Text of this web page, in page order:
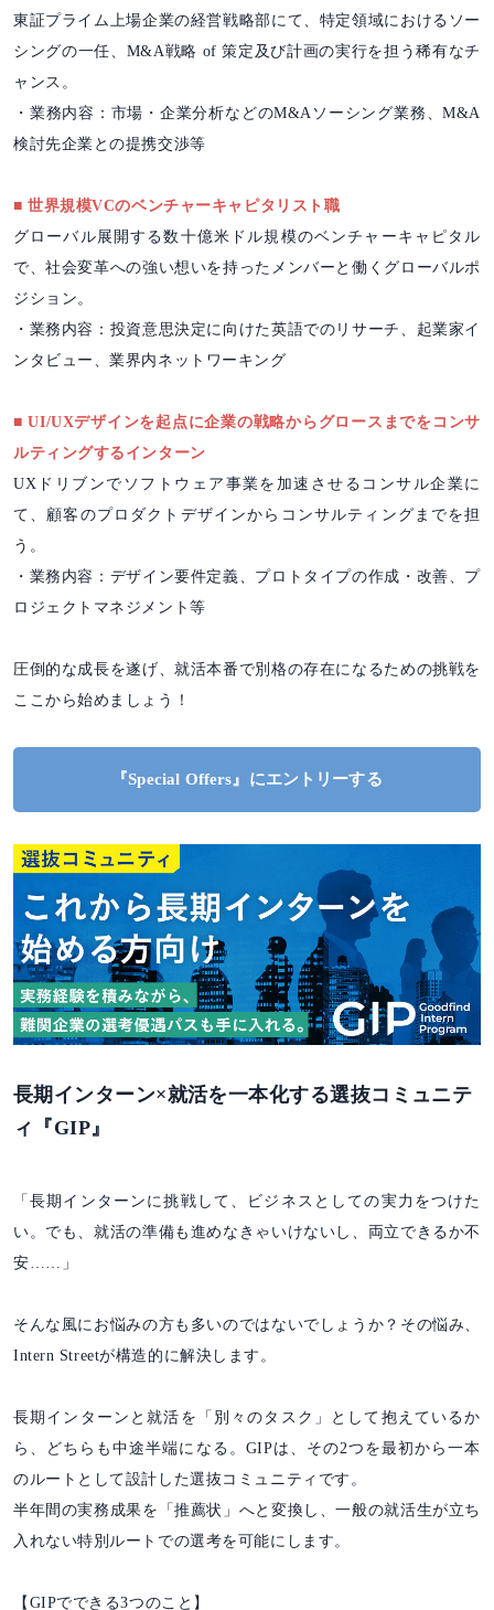
東証プライム上場企業の経営戦略部にて、特定領域におけるソー
シングの一任、M&A戦略 of 策定及び計画の実行を担う稀有なチ
ャンス。
・業務内容：市場・企業分析などのM&Aソーシング業務、M&A
検討先企業との提携交渉等
■ 世界規模VCのベンチャーキャピタリスト職
グローバル展開する数十億米ドル規模のベンチャーキャピタル
で、社会変革への強い想いを持ったメンバーと働くグローバルポ
ジション。
・業務内容：投資意思決定に向けた英語でのリサーチ、起業家イ
ンタビュー、業界内ネットワーキング
■ UI/UXデザインを起点に企業の戦略からグロースまでをコンサ
ルティングするインターン
UXドリブンでソフトウェア事業を加速させるコンサル企業に
て、顧客のプロダクトデザインからコンサルティングまでを担
う。
・業務内容：デザイン要件定義、プロトタイプの作成・改善、プ
ロジェクトマネジメント等
圧倒的な成長を遂げ、就活本番で別格の存在になるための挑戦を
ここから始めましょう！
『Special Offers』にエントリーする
長期インターン×就活を一本化する選抜コミュニテ
ィ『GIP』
「長期インターンに挑戦して、ビジネスとしての実力をつけた
い。でも、就活の準備も進めなきゃいけないし、両立できるか不
安……」
そんな風にお悩みの方も多いのではないでしょうか？その悩み、
Intern Streetが構造的に解決します。
長期インターンと就活を「別々のタスク」として抱えているか
ら、どちらも中途半端になる。GIPは、その2つを最初から一本
のルートとして設計した選抜コミュニティです。
半年間の実務成果を「推薦状」へと変換し、一般の就活生が立ち
入れない特別ルートでの選考を可能にします。
【GIPでできる3つのこと】